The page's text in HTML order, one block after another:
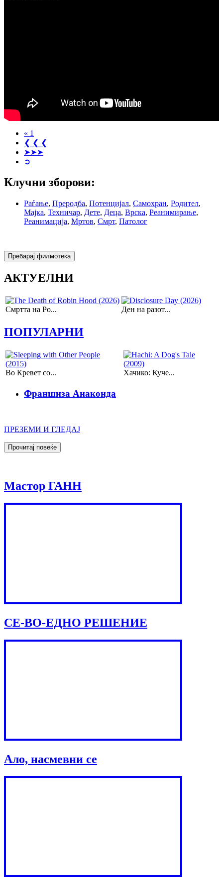
« 1
❮ ❮ ❮
➤➤➤
➲
Клучни зборови:
Раѓање, Преродба, Потенцијал, Самохран, Родител,
Мајка, Техничар, Дете, Деца, Врска, Реанимирање,
Реанимација, Мртов, Смрт, Патолог
АКТУЕЛНИ
Смртта на Ро... Ден на разот...
ПОПУЛАРНИ
Во Кревет со... Хачико: Куче...
Франшиза Анаконда
ПРЕЗЕМИ И ГЛЕДАЈ
Мастор ГАНН
СЕ-ВО-ЕДНО РЕШЕНИЕ
Ало, насмевни се